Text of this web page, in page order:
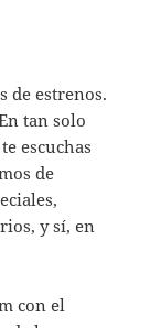
de estrenos.
tan solo
escuchas
de
y sí, en
con el